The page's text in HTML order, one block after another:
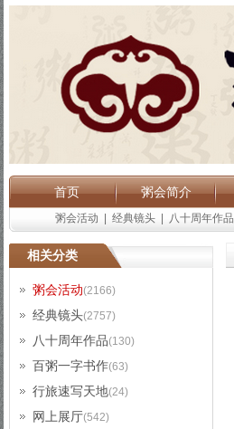
首页 粥会简介
粥会活动 经典镜头 八十周年作品
相关分类
粥会活动(2166)
经典镜头(2757)
八十周年作品(130)
百粥一字书作(63)
行旅速写天地(24)
网上展厅(542)